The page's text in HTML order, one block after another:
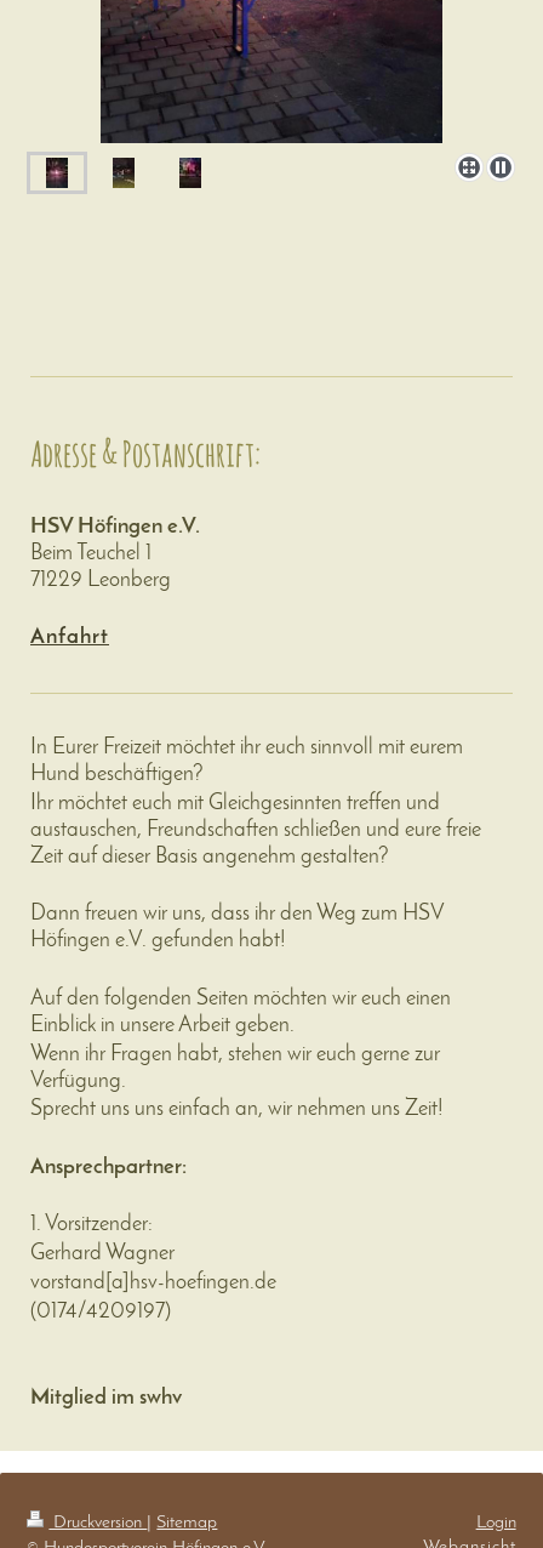
Adresse & Postanschrift:
HSV Höfingen e.V.
Beim Teuchel 1
71229 Leonberg
Anfahrt
In Eurer Freizeit möchtet ihr euch sinnvoll mit eurem
Hund beschäftigen?
Ihr möchtet euch mit Gleichgesinnten treffen und
austauschen, Freundschaften schließen und eure freie
Zeit auf dieser Basis angenehm gestalten?
Dann freuen wir uns, dass ihr den Weg zum HSV
Höfingen e.V. gefunden habt!
Auf den folgenden Seiten möchten wir euch einen
Einblick in unsere Arbeit geben.
Wenn ihr Fragen habt, stehen wir euch gerne zur
Verfügung.
Sprecht uns uns einfach an, wir nehmen uns Zeit!
Ansprechpartner:
1. Vorsitzender:
Gerhard Wagner
vorstand [a] hsv-hoefingen.de
(0174/4209197)
Mitglied im swhv
Druckversion
Sitemap
Login